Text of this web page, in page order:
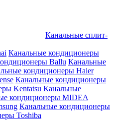
Канальные сплит-
Канальные кондиционеры
Ballu Канальные
кондиционеры Haier
Канальные кондиционеры
Kentatsu Канальные
кондиционеры MIDEA
Канальные кондиционеры
Toshiba